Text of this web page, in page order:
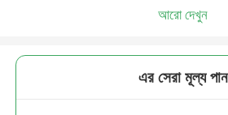
আরো দেখুন
এর সেরা মূল্য পান